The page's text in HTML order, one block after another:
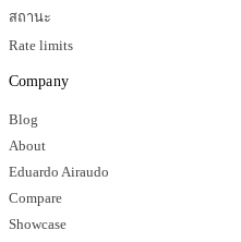
สถานะ
Rate limits
Company
Blog
About
Eduardo Airaudo
Compare
Showcase